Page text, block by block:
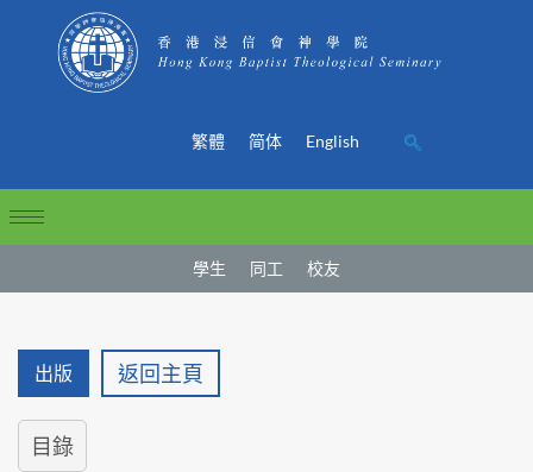
繁體 简体 English
學生 同工 校友
出版 返回主頁
目錄